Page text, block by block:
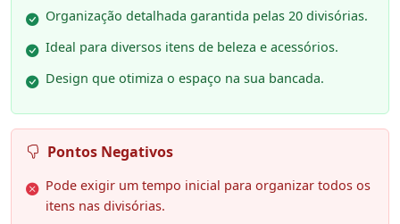
Organização detalhada garantida pelas 20 divisórias.
Ideal para diversos itens de beleza e acessórios.
Design que otimiza o espaço na sua bancada.
Pontos Negativos
Pode exigir um tempo inicial para organizar todos os
itens nas divisórias.